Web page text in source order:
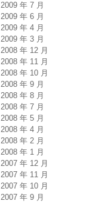
2009 年 7 月
2009 年 6 月
2009 年 4 月
2009 年 3 月
2008 年 12 月
2008 年 11 月
2008 年 10 月
2008 年 9 月
2008 年 8 月
2008 年 7 月
2008 年 5 月
2008 年 4 月
2008 年 2 月
2008 年 1 月
2007 年 12 月
2007 年 11 月
2007 年 10 月
2007 年 9 月